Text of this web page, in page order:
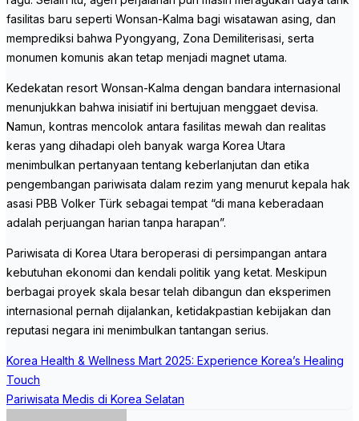
fasilitas baru seperti Wonsan-Kalma bagi wisatawan asing, dan
memprediksi bahwa Pyongyang, Zona Demiliterisasi, serta
monumen komunis akan tetap menjadi magnet utama.
Kedekatan resort Wonsan-Kalma dengan bandara internasional
menunjukkan bahwa inisiatif ini bertujuan menggaet devisa.
Namun, kontras mencolok antara fasilitas mewah dan realitas
keras yang dihadapi oleh banyak warga Korea Utara
menimbulkan pertanyaan tentang keberlanjutan dan etika
pengembangan pariwisata dalam rezim yang menurut kepala hak
asasi PBB Volker Türk sebagai tempat “di mana keberadaan
adalah perjuangan harian tanpa harapan”.
Pariwisata di Korea Utara beroperasi di persimpangan antara
kebutuhan ekonomi dan kendali politik yang ketat. Meskipun
berbagai proyek skala besar telah dibangun dan eksperimen
internasional pernah dijalankan, ketidakpastian kebijakan dan
reputasi negara ini menimbulkan tantangan serius.
Post
navigation
Korea Health & Wellness Mart 2025: Experience Korea’s Healing
Touch
Pariwisata Medis di Korea Selatan